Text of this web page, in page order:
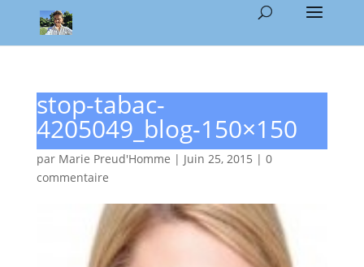
stop-tabac-
4205049_blog-150×150
par Marie Preud'Homme | Juin 25, 2015 | 0
commentaire